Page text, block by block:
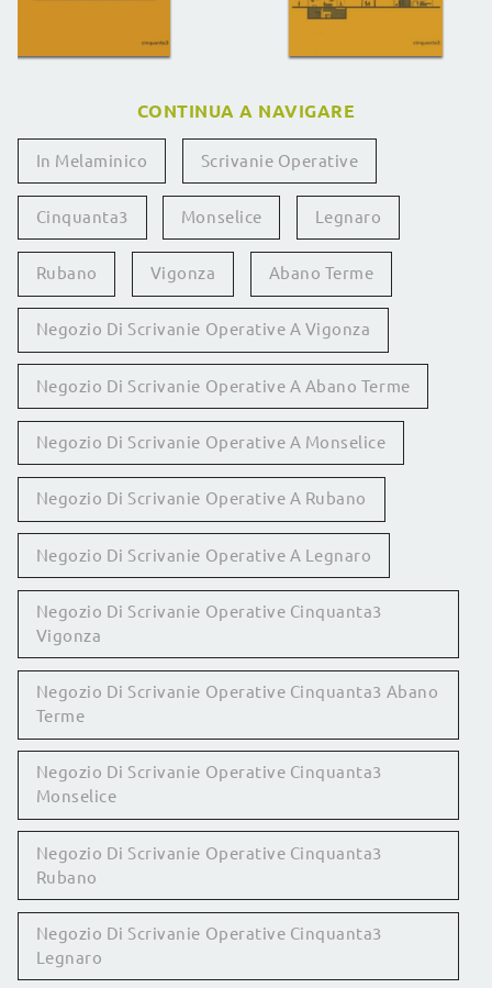
CONTINUA A NAVIGARE
In Melaminico Scrivanie Operative
Cinquanta3 Monselice Legnaro
Rubano Vigonza Abano Terme
Negozio Di Scrivanie Operative A Vigonza
Negozio Di Scrivanie Operative A Abano Terme
Negozio Di Scrivanie Operative A Monselice
Negozio Di Scrivanie Operative A Rubano
Negozio Di Scrivanie Operative A Legnaro
Negozio Di Scrivanie Operative Cinquanta3
Vigonza
Negozio Di Scrivanie Operative Cinquanta3 Abano
Terme
Negozio Di Scrivanie Operative Cinquanta3
Monselice
Negozio Di Scrivanie Operative Cinquanta3
Rubano
Negozio Di Scrivanie Operative Cinquanta3
Legnaro